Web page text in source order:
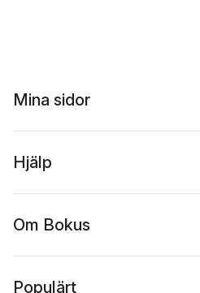
Mina sidor
Hjälp
Om Bokus
Populärt